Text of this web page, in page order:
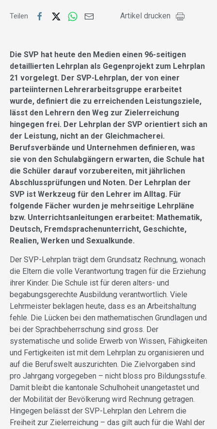
Teilen Artikel drucken
Die SVP hat heute den Medien einen 96-seitigen
detaillierten Lehrplan als Gegenprojekt zum Lehrplan
21 vorgelegt. Der SVP-Lehrplan, der von einer
parteiinternen Lehrerarbeitsgruppe erarbeitet
wurde, definiert die zu erreichenden Leistungsziele,
lässt den Lehrern den Weg zur Zielerreichung
hingegen frei. Der Lehrplan der SVP orientiert sich an
der Leistung, nicht an der Gleichmacherei.
Berufsverbände und Unternehmen definieren, was
sie von den Schulabgängern erwarten, die Schule hat
die Schüler darauf vorzubereiten, mit jährlichen
Abschlussprüfungen und Noten. Der Lehrplan der
SVP ist Werkzeug für den Lehrer im Alltag. Für
folgende Fächer wurden je mehrseitige Lehrpläne
bzw. Unterrichtsanleitungen erarbeitet: Mathematik,
Deutsch, Fremdsprachenunterricht, Geschichte,
Realien, Werken und Sexualkunde.
Der SVP-Lehrplan trägt dem Grundsatz Rechnung, wonach
die Eltern die volle Verantwortung tragen für die Erziehung
ihrer Kinder. Die Schule ist für deren alters- und
begabungsgerechte Ausbildung verantwortlich. Viele
Lehrmeister beklagen heute, dass es an Arbeitshaltung
fehle. Die Lücken bei den mathematischen Grundlagen und
bei der Sprachbeherrschung sind gross. Der
systematische und solide Erwerb von Wissen, Fähigkeiten
und Fertigkeiten ist mit dem Lehrplan zu organisieren und
auf die Berufswelt auszurichten. Die Zielvorgaben sind
pro Jahrgang vorgegeben – nicht bloss pro Bildungsstufe.
Damit bleibt die kantonale Schulhoheit unangetastet und
der Mobilität der Bevölkerung wird Rechnung getragen.
Hingegen belässt der SVP-Lehrplan den Lehrern die
Freiheit zur Zielerreichung – das gilt auch für die Wahl der